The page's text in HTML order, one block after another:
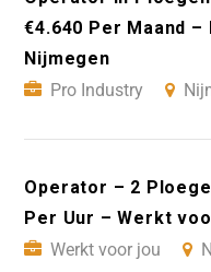
€4.640 Per Maand
Nijmegen
Pro Industry
Operator – 2
Per Uur – Werkt
Werkt voor jou